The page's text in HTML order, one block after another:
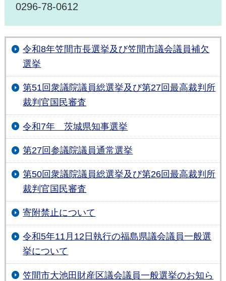
0296-78-0612
令和8年笠間市長選挙及び笠間市議会議員補欠
選挙
第51回衆議院議員総選挙及び第27回最高裁判所
裁判官国民審査
令和7年 茨城県知事選挙
第27回参議院議員通常選挙
第50回衆議院議員総選挙及び第26回最高裁判所
裁判官国民審査
寄附禁止について
令和5年11月12日執行の福島県議会議員一般選
挙について
笠間市大池田財産区議会議員一般選挙のお知ら